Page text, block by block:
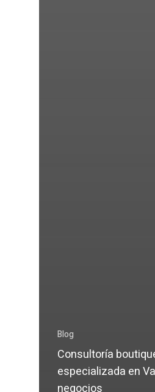
Blog
Consultoría
especializada en